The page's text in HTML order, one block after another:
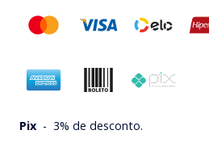
Pix - 3% de desconto.